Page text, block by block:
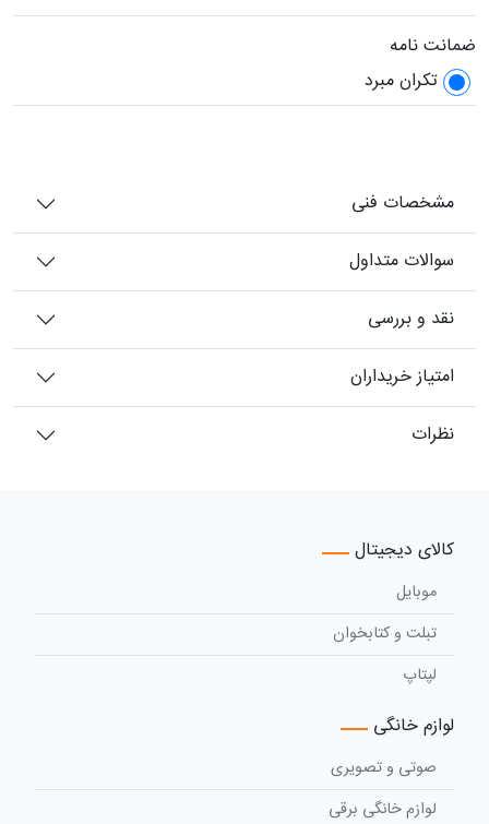
ضمانت نامه
تکران مبرد
مشخصات فنی
سوالات متداول
نقد و بررسی
امتیاز خریداران
نظرات
کالای دیجیتال
موبایل
تبلت و کتابخوان
لپتاپ
لوازم خانگی
صوتی و تصویری
لوازم خانگی برقی